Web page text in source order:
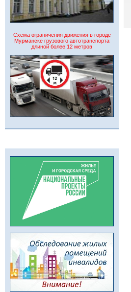
Схема ограничения движения в городе
Мурманске грузового автотранспорта
длиной более 12 метров